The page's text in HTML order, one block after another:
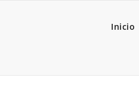
Inicio